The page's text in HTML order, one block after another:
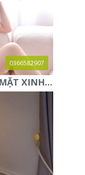
0366582907
KỲ DUYÊN-BÍM ĐẸP- MẶT XINH- CHIỀU KHÁCH HẾT CỠ